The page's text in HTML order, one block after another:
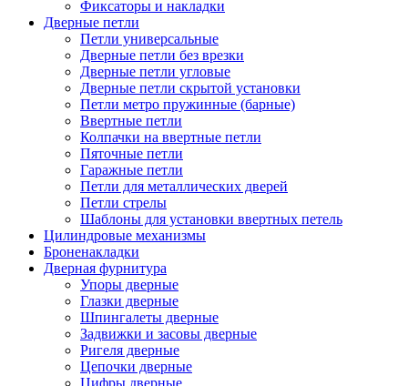
Фиксаторы и накладки
Дверные петли
Петли универсальные
Дверные петли без врезки
Дверные петли угловые
Дверные петли скрытой установки
Петли метро пружинные (барные)
Ввертные петли
Колпачки на ввертные петли
Пяточные петли
Гаражные петли
Петли для металлических дверей
Петли стрелы
Шаблоны для установки ввертных петель
Цилиндровые механизмы
Броненакладки
Дверная фурнитура
Упоры дверные
Глазки дверные
Шпингалеты дверные
Задвижки и засовы дверные
Ригеля дверные
Цепочки дверные
Цифры дверные